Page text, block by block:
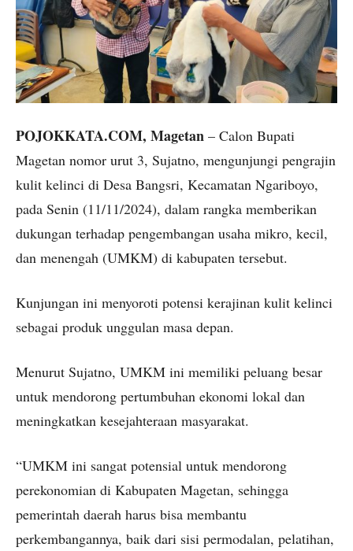
POJOKKATA.COM, Magetan – Calon Bupati
Magetan nomor urut 3, Sujatno, mengunjungi pengrajin
kulit kelinci di Desa Bangsri, Kecamatan Ngariboyo,
pada Senin (11/11/2024), dalam rangka memberikan
dukungan terhadap pengembangan usaha mikro, kecil,
dan menengah (UMKM) di kabupaten tersebut.
Kunjungan ini menyoroti potensi kerajinan kulit kelinci
sebagai produk unggulan masa depan.
Menurut Sujatno, UMKM ini memiliki peluang besar
untuk mendorong pertumbuhan ekonomi lokal dan
meningkatkan kesejahteraan masyarakat.
“UMKM ini sangat potensial untuk mendorong
perekonomian di Kabupaten Magetan, sehingga
pemerintah daerah harus bisa membantu
perkembangannya, baik dari sisi permodalan, pelatihan,